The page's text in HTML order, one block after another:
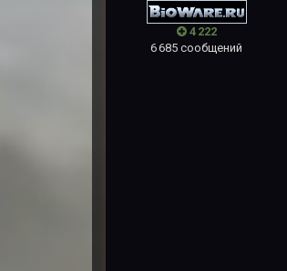
4 222
6 685 сообщений